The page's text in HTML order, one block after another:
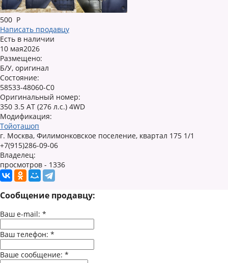
500 Р
Написать продавцу
Есть в наличии
10 мая2026
Размещено:
Б/У, оригинал
Состояние:
58533-48060-C0
Оригинальный номер:
350 3.5 AT (276 л.с.) 4WD
Модификация:
Тойоташоп
г. Москва, Филимонковское поселение, квартал 175 1/1
+7(915)286-09-06
Владелец:
просмотров - 1336
Сообщение продавцу:
Ваш e-mail: *
Ваш телефон: *
Ваше сообщение: *